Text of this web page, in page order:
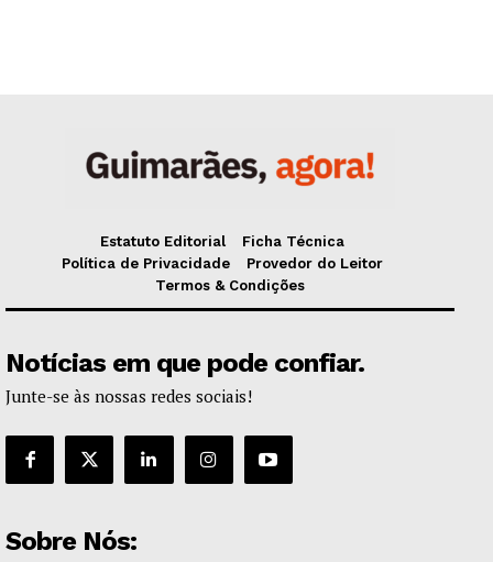
Estatuto Editorial
Ficha Técnica
Política de Privacidade
Provedor do Leitor
Termos & Condições
Notícias em que pode confiar.
Junte-se às nossas redes sociais!
Sobre Nós: